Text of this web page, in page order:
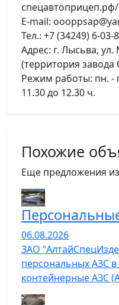
E-mail:
Тел.: +7 (34249) 6-03-
Адрес: г. Лысьва, ул.
(территория
Режим работы: пн. -
11.30 до 12.30 ч.
Похожие
Еще предложения
06.08.2026
ЗАО
персональных АЗС
контейнерные АЗС